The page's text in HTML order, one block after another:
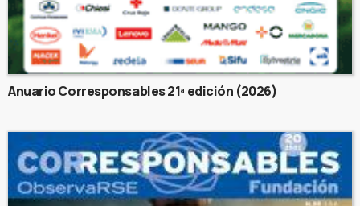
Anuario Corresponsables 21ª edición (2026)